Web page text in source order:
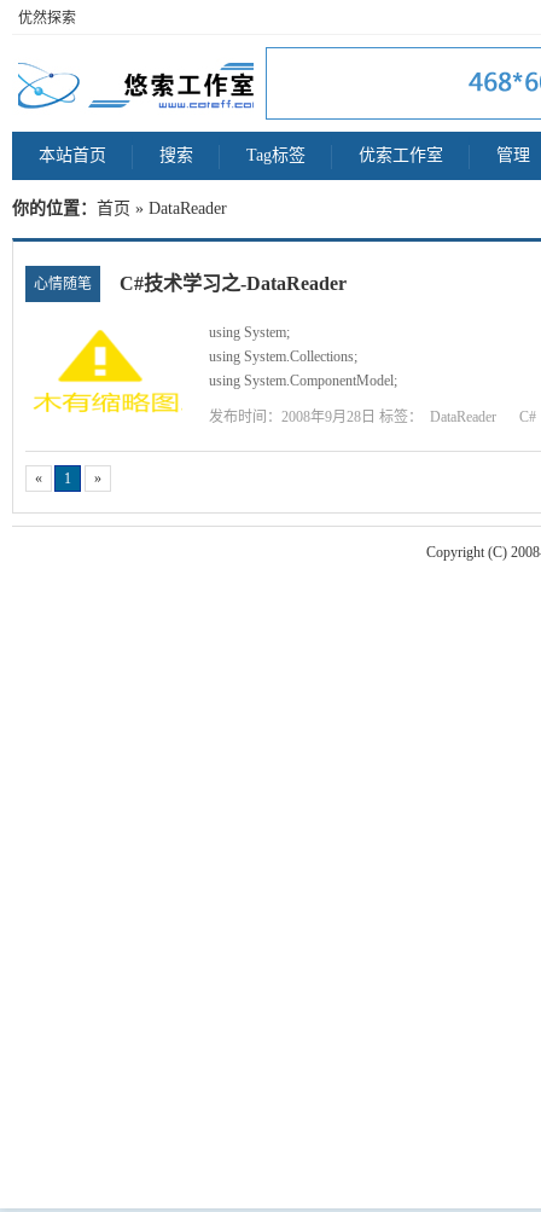
优然探索
本站首页 搜索 Tag标签 优索工作室 管理
你的位置： 首页 » DataReader
心情随笔 C#技术学习之-DataReader
using System;
using System.Collections;
using System.ComponentModel;
using System.Data;
using System.Web;
using System.Web.UI.WebControls;
发布时间：2008年9月28日 标签： DataReader C#
« 1 »
Copyright (C)